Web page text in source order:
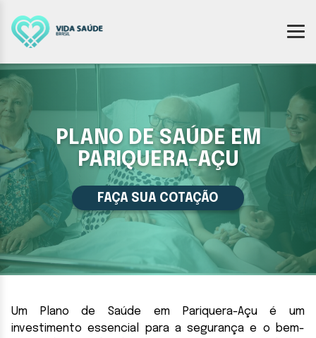
PLANO DE SAÚDE EM
PARIQUERA-AÇU
FAÇA SUA COTAÇÃO
Um Plano de Saúde em Pariquera-Açu é um
investimento essencial para a segurança e o bem-